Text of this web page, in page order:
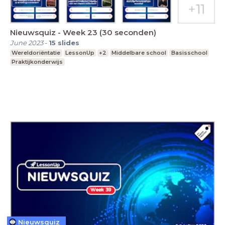
Nieuwsquiz - Week 23 (30 seconden)
June 2023- 15 slides
Wereldoriëntatie LessonUp +2 Middelbare school
Basisschool
Praktijkonderwijs
Nieuwsquiz